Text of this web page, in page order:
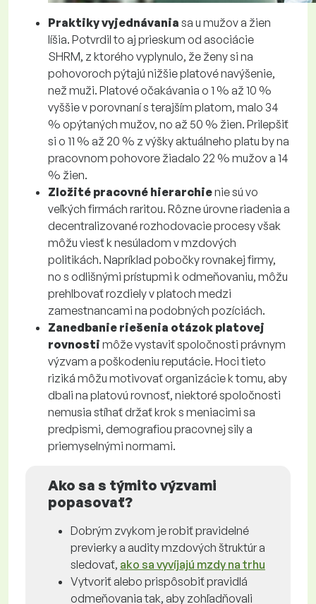
Praktiky vyjednávania sa u mužov a žien
líšia. Potvrdil to aj prieskum od asociácie
SHRM, z ktorého vyplynulo, že ženy si na
pohovoroch pýtajú nižšie platové navýšenie,
než muži. Platové očakávania o 1 % až 10 %
vyššie v porovnaní s terajším platom, malo 34
% opýtaných mužov, no až 50 % žien. Prilepšiť
si o 11 % až 20 % z výšky aktuálneho platu by na
pracovnom pohovore žiadalo 22 % mužov a 14
% žien.
Zložité pracovné hierarchienie sú vo
veľkých firmách raritou. Rôzne úrovne riadenia a
decentralizované rozhodovacie procesy však
môžu viesť k nesúladom v mzdových
politikách. Napríklad pobočky rovnakej firmy,
no s odlišnými prístupmi k odmeňovaniu, môžu
prehlbovať rozdiely v platoch medzi
zamestnancami na podobných pozíciách.
Zanedbanie riešenia otázok platovej
rovnosti môže vystaviť spoločnosti právnym
výzvam a poškodeniu reputácie. Hoci tieto
riziká môžu motivovať organizácie k tomu, aby
dbali na platovú rovnosť, niektoré spoločnosti
nemusia stíhať držať krok s meniacimi sa
predpismi, demografiou pracovnej sily a
priemyselnými normami.
Ako sa s týmito výzvami
popasovať?
Dobrým zvykom je robiť pravidelné
previerky a audity mzdových štruktúr a
sledovať, ako sa vyvíjajú mzdy na trhu
Vytvoriť alebo prispôsobiť pravidlá
odmeňovania tak, aby zohľadňovali